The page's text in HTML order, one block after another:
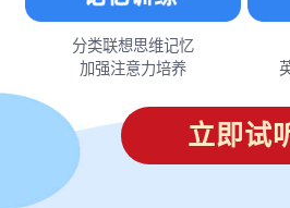
分类联想思维记忆
加强注意力培养
立即试